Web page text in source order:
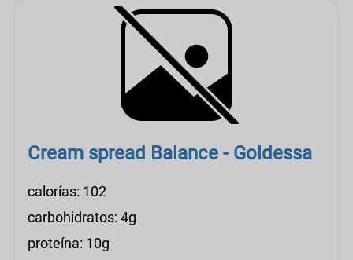
Cream spread Balance - Goldessa
calorías: 102
carbohidratos: 4g
proteína: 10g